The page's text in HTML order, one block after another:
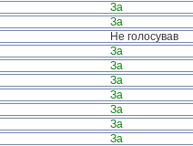
За
За
Не голосував
За
За
За
За
За
За
За